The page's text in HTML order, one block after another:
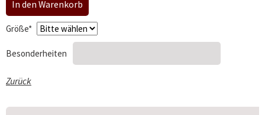
Pflichtfeld
Größe*
Besonderheiten
Zurück